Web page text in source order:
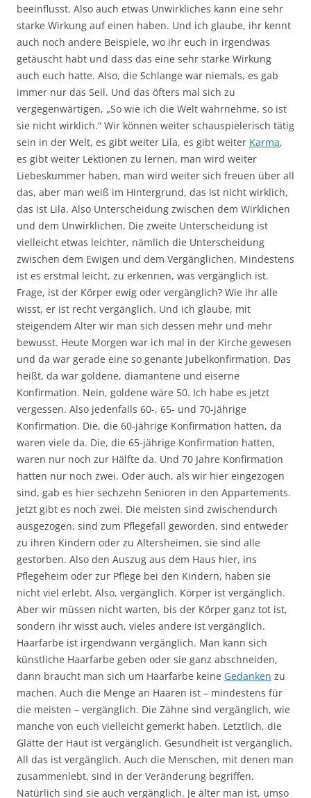
beeinflusst. Also auch etwas Unwirkliches kann eine sehr
starke Wirkung auf einen haben. Und ich glaube, ihr kennt
auch noch andere Beispiele, wo ihr euch in irgendwas
getäuscht habt und dass das eine sehr starke Wirkung
auch euch hatte. Also, die Schlange war niemals, es gab
immer nur das Seil. Und das öfters mal sich zu
vergegenwärtigen, „So wie ich die Welt wahrnehme, so ist
sie nicht wirklich.“ Wir können weiter schauspielerisch tätig
sein in der Welt, es gibt weiter Lila, es gibt weiter Karma,
es gibt weiter Lektionen zu lernen, man wird weiter
Liebeskummer haben, man wird weiter sich freuen über all
das, aber man weiß im Hintergrund, das ist nicht wirklich,
das ist Lila. Also Unterscheidung zwischen dem Wirklichen
und dem Unwirklichen. Die zweite Unterscheidung ist
vielleicht etwas leichter, nämlich die Unterscheidung
zwischen dem Ewigen und dem Vergänglichen. Mindestens
ist es erstmal leicht, zu erkennen, was vergänglich ist.
Frage, ist der Körper ewig oder vergänglich? Wie ihr alle
wisst, er ist recht vergänglich. Und ich glaube, mit
steigendem Alter wir man sich dessen mehr und mehr
bewusst. Heute Morgen war ich mal in der Kirche gewesen
und da war gerade eine so genante Jubelkonfirmation. Das
heißt, da war goldene, diamantene und eiserne
Konfirmation. Nein, goldene wäre 50. Ich habe es jetzt
vergessen. Also jedenfalls 60-, 65- und 70-jährige
Konfirmation. Die, die 60-jährige Konfirmation hatten, da
waren viele da. Die, die 65-jährige Konfirmation hatten,
waren nur noch zur Hälfte da. Und 70 Jahre Konfirmation
hatten nur noch zwei. Oder auch, als wir hier eingezogen
sind, gab es hier sechzehn Senioren in den Appartements.
Jetzt gibt es noch zwei. Die meisten sind zwischendurch
ausgezogen, sind zum Pflegefall geworden, sind entweder
zu ihren Kindern oder zu Altersheimen, sie sind alle
gestorben. Also den Auszug aus dem Haus hier, ins
Pflegeheim oder zur Pflege bei den Kindern, haben sie
nicht viel erlebt. Also, vergänglich. Körper ist vergänglich.
Aber wir müssen nicht warten, bis der Körper ganz tot ist,
sondern ihr wisst auch, vieles andere ist vergänglich.
Haarfarbe ist irgendwann vergänglich. Man kann sich
künstliche Haarfarbe geben oder sie ganz abschneiden,
dann braucht man sich um Haarfarbe keine Gedanken zu
machen. Auch die Menge an Haaren ist – mindestens für
die meisten – vergänglich. Die Zähne sind vergänglich, wie
manche von euch vielleicht gemerkt haben. Letztlich, die
Glätte der Haut ist vergänglich. Gesundheit ist vergänglich.
All das ist vergänglich. Auch die Menschen, mit denen man
zusammenlebt, sind in der Veränderung begriffen.
Natürlich sind sie auch vergänglich. Je älter man ist, umso